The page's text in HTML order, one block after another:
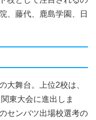
、藤代、鹿島学園、日
大舞台。上位2校は、
東大会に進出しま
センバツ出場校選考の